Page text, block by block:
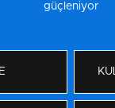
güçleniyor